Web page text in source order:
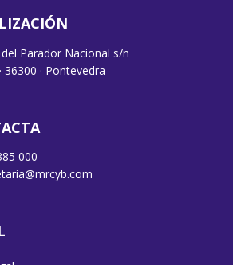
Parador Nacional s/n
36300 · Pontevedra
000